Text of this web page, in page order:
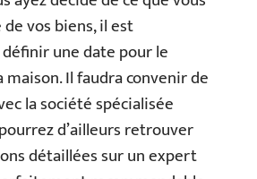
vos biens, il est
une date pour le
maison. Il faudra convenir de
la société spécialisée
d’ailleurs retrouver
détaillées sur un expert